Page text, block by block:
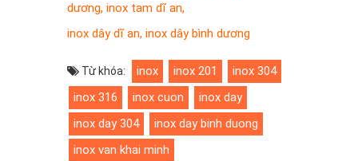
dương, inox tam dĩ an,
inox dây dĩ an, inox dây bình dương
Từ khóa: inox inox 201
inox 304
inox 316
inox cuon
inox day
inox day 304
inox day binh duong
inox van khai minh